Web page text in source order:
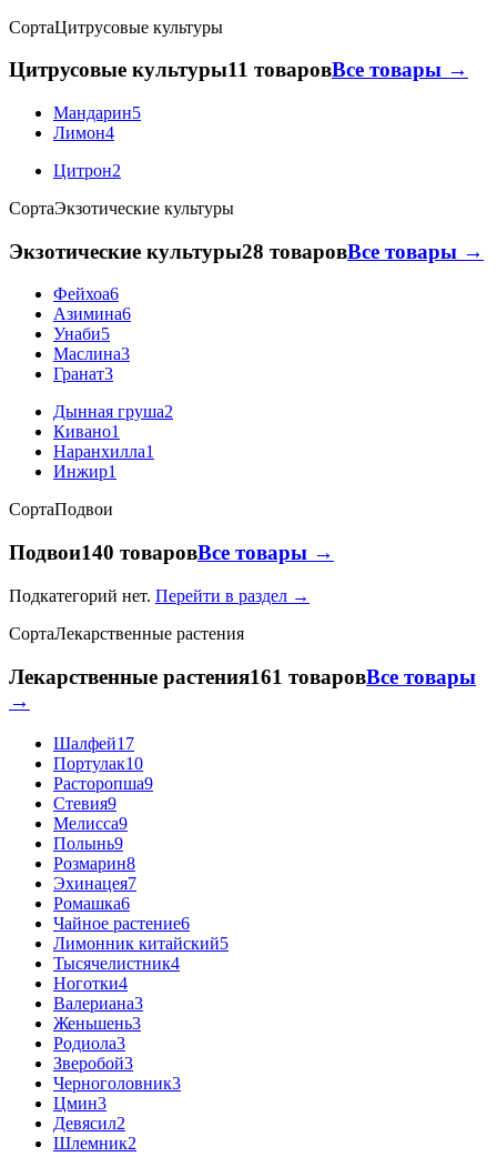
СортаЦитрусовые культуры
Цитрусовые культуры11 товаровВсе товары →
Мандарин5
Лимон4
Цитрон2
СортаЭкзотические культуры
Экзотические культуры28 товаровВсе товары →
Фейхоа6
Азимина6
Унаби5
Маслина3
Гранат3
Дынная груша2
Кивано1
Наранхилла1
Инжир1
СортаПодвои
Подвои140 товаровВсе товары →
Подкатегорий нет. Перейти в раздел →
СортаЛекарственные растения
Лекарственные растения161 товаровВсе товары
→
Шалфей17
Портулак10
Расторопша9
Стевия9
Мелисса9
Полынь9
Розмарин8
Эхинацея7
Ромашка6
Чайное растение6
Лимонник китайский5
Тысячелистник4
Ноготки4
Валериана3
Женьшень3
Родиола3
Зверобой3
Черноголовник3
Цмин3
Девясил2
Шлемник2